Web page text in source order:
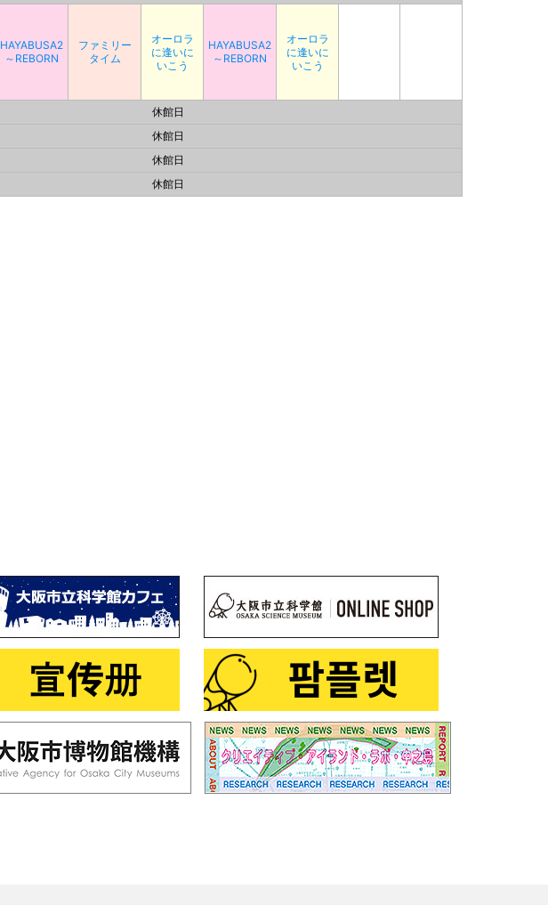
HAYABUSA2
～REBORN
ファミリー
タイム
オーロラ
に逢いに
いこう
HAYABUSA2
～REBORN
オーロラ
に逢いに
いこう
休館日
休館日
休館日
休館日